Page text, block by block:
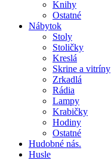
Knihy
Ostatné
Nábytok
Stoly
Stoličky
Kreslá
Skrine a vitríny
Zrkadlá
Rádia
Lampy
Krabičky
Hodiny
Ostatné
Hudobné nás.
Husle